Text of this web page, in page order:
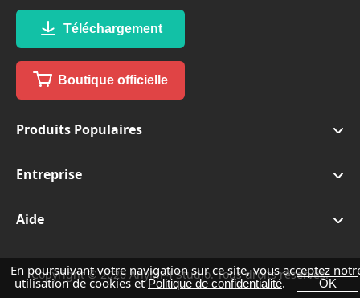
Téléchargement
Boutique officielle
Produits Populaires
Entreprise
Aide
Copyright © 2026 AnyMP4 Studio. Tous droits réservés.
En poursuivant votre navigation sur ce site, vous acceptez
utilisation de cookies etPolitique de confidentialité. OK